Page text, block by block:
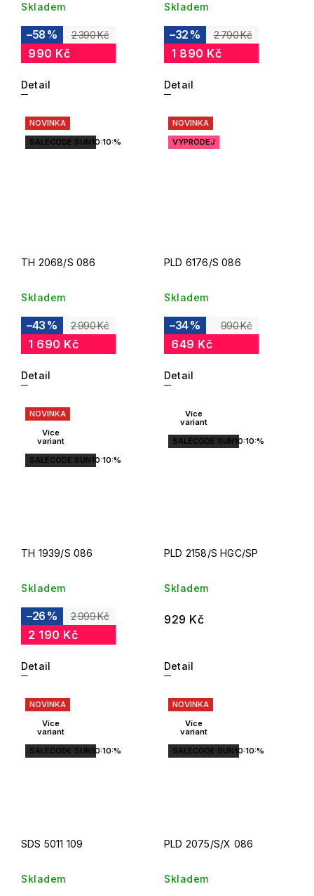
Skladem
2 390 Kč
–58 %
990 Kč
Detail
Skladem
2 790 Kč
–32 %
1 890 Kč
Detail
NOVINKA
SALECODE:SUN10:10:%
TH 2068/S 086
Skladem
2 990 Kč
–43 %
1 690 Kč
Detail
NOVINKA
VÝPRODEJ
PLD 6176/S 086
Skladem
990 Kč
–34 %
649 Kč
Detail
NOVINKA
Více
variant
SALECODE:SUN10:10:%
TH 1939/S 086
Skladem
2 999 Kč
–26 %
2 190 Kč
Detail
Více
variant
SALECODE:SUN10:10:%
PLD 2158/S HGC/SP
Skladem
929 Kč
Detail
NOVINKA
Více
variant
SALECODE:SUN10:10:%
SDS 5011 109
Skladem
NOVINKA
Více
variant
SALECODE:SUN10:10:%
PLD 2075/S/X 086
Skladem